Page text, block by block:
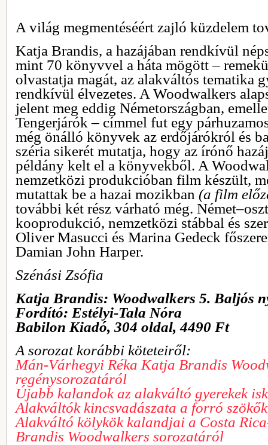
A világ megmentéséért zajló küzdelem
Katja Brandis, a hazájában rendkívül
mint 70 könyvvel a háta mögött –
olvastatja magát, az alakváltós tematika
rendkívül élvezetes. A Woodwalkers
jelent meg eddig Németországban,
Tengerjárók – címmel fut egy
még önálló könyvek az erdőjárókról és
széria sikerét mutatja, hogy az írónő
példány kelt el a könyvekből. A
nemzetközi produkcióban film készült,
mutattak be a hazai mozikban (a film
további két rész várható még.
kooprodukció, nemzetközi stábbal és
Oliver Masucci és Marina Gedeck
Damian John Harper.
Szénási Zsófia
Katja Brandis: Woodwalkers 5. Baljós
Fordító: Estélyi-Tala Nóra
Babilon Kiadó, 304 oldal, 4490 Ft
A sorozat korábbi köteteiről:
Mán-Várhegyi Réka Katja Brandis
regénysorozatáról
Újabb kalandok az alakváltó gyerekek
Alakváltók kincsvadászata a forró
Alakváltó kölykök kalandjai a Costa
Brandis Woodwalkers sorozatáról